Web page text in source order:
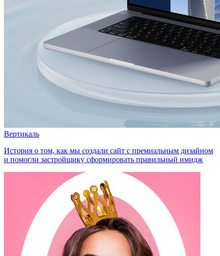
Вертикаль
История о том, как мы создали сайт с премиальным дизайном
и помогли застройщику сформировать правильный имидж